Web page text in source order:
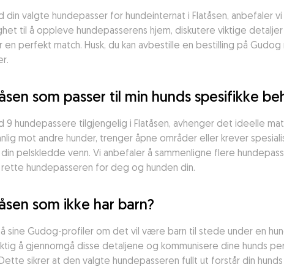
valgte hundepasser for hundeinternat i Flatåsen, anbefaler
til å oppleve hundepasserens hjem, diskutere viktige detaljer
perfekt match. Husk, du kan avbestille en bestilling på
som passer til min hunds spesifikke
hundepassere tilgjengelig i Flatåsen, avhenger det ideelle
mot andre hunder, trenger åpne områder eller krever
pelskledde venn. Vi anbefaler å sammenligne flere
hundepasseren for deg og hunden din.
som ikke har barn?
sine Gudog-profiler om det vil være barn til stede under en
å gjennomgå disse detaljene og kommunisere dine hunds
sikrer at den valgte hundepasseren fullt ut forstår din